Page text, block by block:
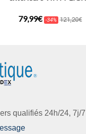
79,99€ -34% 121,20€
qualifiés 24h/24, 7j/7